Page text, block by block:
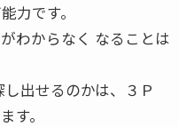
力です。
わからなく なることは
出せるのかは、３Ｐ
す。